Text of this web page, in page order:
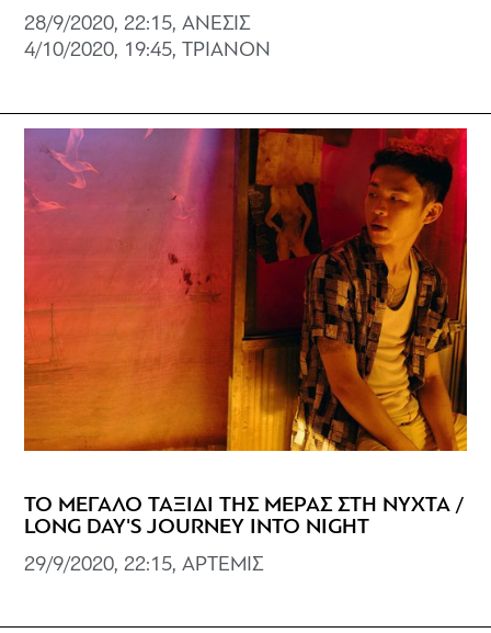
28/9/2020, 22:15, ΑΝΕΣΙΣ
4/10/2020, 19:45, ΤΡΙΑΝΟΝ
ΤΟ ΜΕΓΑΛΟ ΤΑΞΙΔΙ ΤΗΣ ΜΕΡΑΣ ΣΤΗ ΝΥΧΤΑ /
LONG DAY'S JOURNEY INTO NIGHT
29/9/2020, 22:15, ΑΡΤΕΜΙΣ